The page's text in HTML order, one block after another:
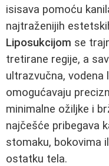
isisava pomoću
najtraženijih
Liposukcijom se
tretirane regije, a
ultrazvučna, vodena
omogućavaju
minimalne ožiljke i
najčešće pribegava
stomaku, bokovima
ostatku tela.